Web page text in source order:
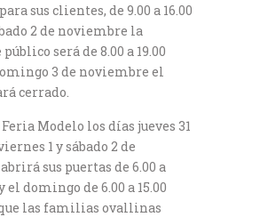
sus clientes, de 9.00 a 16.00
2 de noviembre la
será de 8.00 a 19.00
3 de noviembre el
cerrado.
Modelo los días jueves 31
1 y sábado 2 de
sus puertas de 6.00 a
el domingo de 6.00 a 15.00
las familias ovallinas